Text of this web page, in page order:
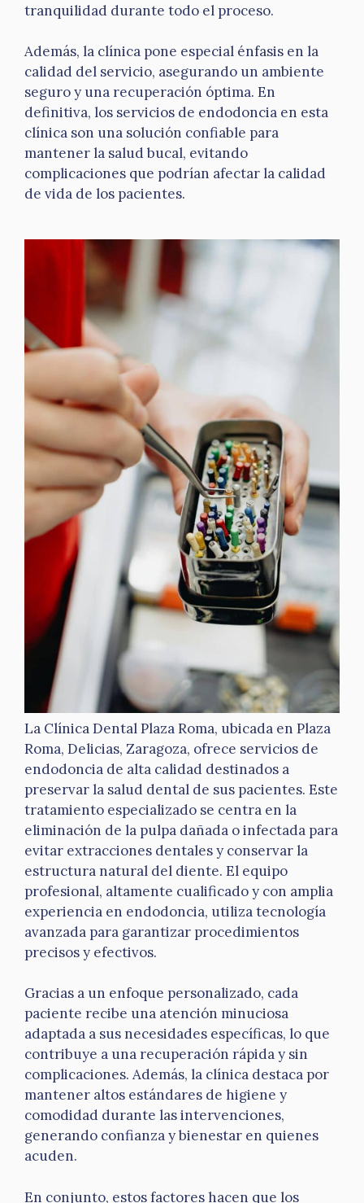
tranquilidad durante todo el proceso.
Además, la clínica pone especial énfasis en la
calidad del servicio, asegurando un ambiente
seguro y una recuperación óptima. En
definitiva, los servicios de endodoncia en esta
clínica son una solución confiable para
mantener la salud bucal, evitando
complicaciones que podrían afectar la calidad
de vida de los pacientes.
La Clínica Dental Plaza Roma, ubicada en Plaza
Roma, Delicias, Zaragoza, ofrece servicios de
endodoncia de alta calidad destinados a
preservar la salud dental de sus pacientes. Este
tratamiento especializado se centra en la
eliminación de la pulpa dañada o infectada para
evitar extracciones dentales y conservar la
estructura natural del diente. El equipo
profesional, altamente cualificado y con amplia
experiencia en endodoncia, utiliza tecnología
avanzada para garantizar procedimientos
precisos y efectivos.
Gracias a un enfoque personalizado, cada
paciente recibe una atención minuciosa
adaptada a sus necesidades específicas, lo que
contribuye a una recuperación rápida y sin
complicaciones. Además, la clínica destaca por
mantener altos estándares de higiene y
comodidad durante las intervenciones,
generando confianza y bienestar en quienes
acuden.
En conjunto, estos factores hacen que los